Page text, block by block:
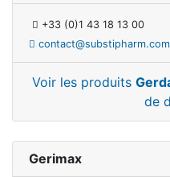
+33 (0)1 43 18 13 00
contact@substipharm.com
Voir les produits
de
Gerimax